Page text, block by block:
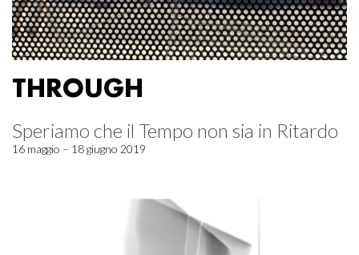
THROUGH
Speriamo che il Tempo non sia in Ritardo
16 maggio – 18 giugno 2019